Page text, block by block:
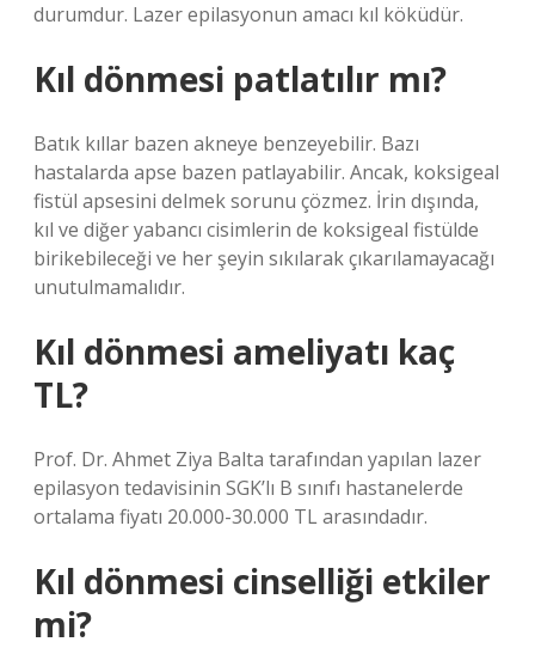
durumdur. Lazer epilasyonun amacı kıl köküdür.
Kıl dönmesi patlatılır mı?
Batık kıllar bazen akneye benzeyebilir. Bazı
hastalarda apse bazen patlayabilir. Ancak, koksigeal
fistül apsesini delmek sorunu çözmez. İrin dışında,
kıl ve diğer yabancı cisimlerin de koksigeal fistülde
birikebileceği ve her şeyin sıkılarak çıkarılamayacağı
unutulmamalıdır.
Kıl dönmesi ameliyatı kaç
TL?
Prof. Dr. Ahmet Ziya Balta tarafından yapılan lazer
epilasyon tedavisinin SGK’lı B sınıfı hastanelerde
ortalama fiyatı 20.000-30.000 TL arasındadır.
Kıl dönmesi cinselliği etkiler
mi?